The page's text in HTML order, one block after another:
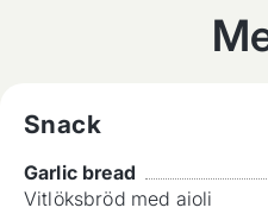
Snack
Garlic bread
Vitlöksbröd med aioli